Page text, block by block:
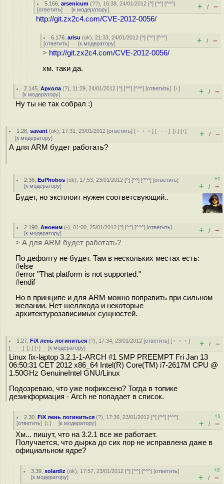
5.166 ,arsenicum (??), 16:38, 24/01/2012 [^] [^^] [^^^]
[ответить] [к модератору] + / –
http://git.zx2c4.com/CVE-2012-0056/
6.176 ,arisu (ok), 21:33, 24/01/2012 [^] [^^] [^^^]
[ответить] [к модератору] + / –
> http://git.zx2c4.com/CVE-2012-0056/
хм. таки да.
2.145 ,Аркола (?), 11:29, 24/01/2012 [^] [^^] [^^^] [ответить][↑]
[к модератору] + / –
Ну ты не так собрал :)
1.26 ,savant (ok), 17:31, 23/01/2012 [ответить] [ ﹢﹢﹢] [ · · ·][↓] [↑]
[к модератору] + / –
А для ARM будет работать?
2.36 ,EuPhobos (ok), 17:53, 23/01/2012 [^] [^^] [^^^] [ответить]
[к модератору]
+1
+ / –
Будет, но эксплоит нужен соответсвующий..
2.190 ,Аноним (-), 01:00, 25/01/2012 [^] [^^] [^^^] [ответить]
[к модератору] + / –
> А для ARM будет работать?
По дефолту не будет. Там в нескольких местах есть:
#else
#error "That platform is not supported."
#endif
Но в принципе и для ARM можно поправить при сильном
желании. Нет шеллкода и некоторые
архитектурозависимых сущностей.
1.27 ,FiX лень логиниться (?), 17:34, 23/01/2012 [ответить] [ ﹢﹢﹢]
[ · · · ] [↓] [↑] [к модератору] + / –
Linux fix-laptop 3.2.1-1-ARCH #1 SMP PREEMPT Fri Jan 13
06:50:31 CET 2012 x86_64 Intel(R) Core(TM) i7-2617M CPU @
1.50GHz GenuineIntel GNU/Linux
Подозреваю, что уже пофиксено? Тогда в топике
дезинформация - Arch не попадает в список.
2.30 ,FiX лень логиниться (?), 17:36, 23/01/2012 [^] [^^] [^^^]
[ответить] [↓] [к модератору]
+1
+ / –
Хм... пишут, что на 3.2.1 все же работает.
Получается, что дырка до сих пор не исправлена даже в
официальном ядре?
3.39 ,solardiz (ok), 17:57, 23/01/2012 [^] [^^] [^^^] [ответить]
[к модератору]
+2
+ / –